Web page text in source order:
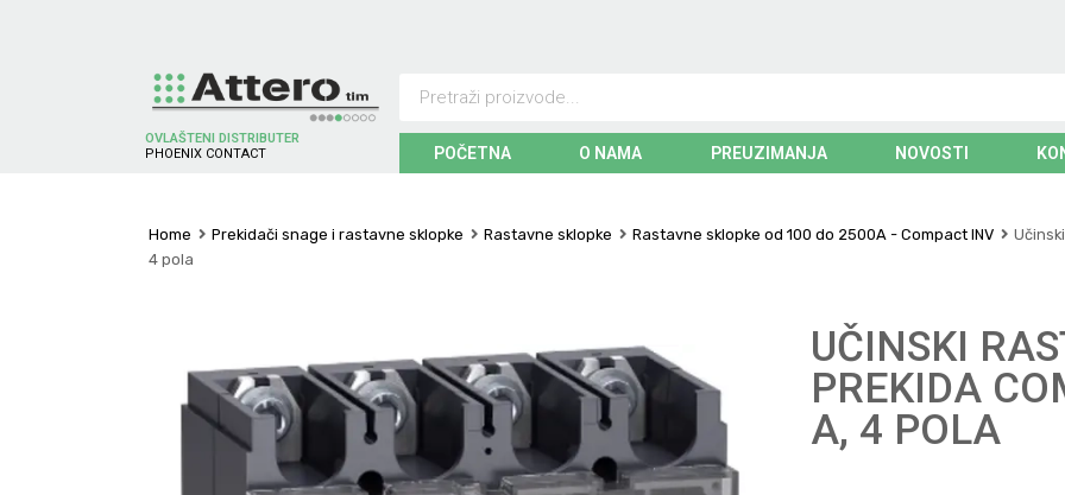
OVLAŠTENI DISTRIBUTER
P H O EN X CO NTACT POČETNA O NAMA PREUZIMANJA NOVOSTI
Home Prekidači snage i rastavne sklopke Rastavne sklopke Rastavne sklopke od 100 do 2500A - Compact INV
4 pola
UČINSKI
PREKIDA
A, 4 POLA